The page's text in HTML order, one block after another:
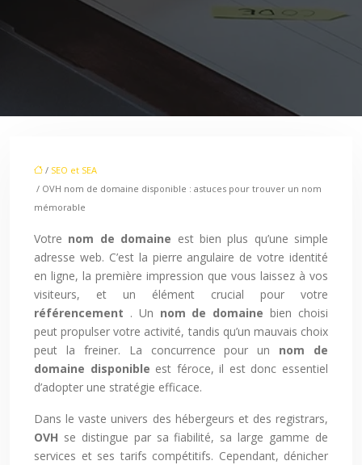
/ SEO et SEA
/ OVH nom de domaine disponible : astuces pour trouver un nom
mémorable
Votre nom de domaine est bien plus qu’une simple
adresse web. C’est la pierre angulaire de votre identité
en ligne, la première impression que vous laissez à vos
visiteurs, et un élément crucial pour votre
référencement . Un nom de domainebien choisi
peut propulser votre activité, tandis qu’un mauvais choix
peut la freiner. La concurrence pour un nom de
domaine disponible est féroce, il est donc essentiel
d’adopter une stratégie efficace.
Dans le vaste univers des hébergeurs et des registrars,
OVH se distingue par sa fiabilité, sa large gamme de
services et ses tarifs compétitifs. Cependant, dénicher